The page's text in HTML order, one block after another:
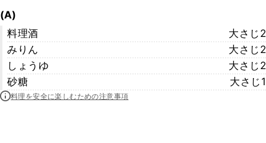
(A)
料理酒
大さじ2
みりん
大さじ2
しょうゆ
大さじ2
砂糖
大さじ1
料理を安全に楽しむための注意事項